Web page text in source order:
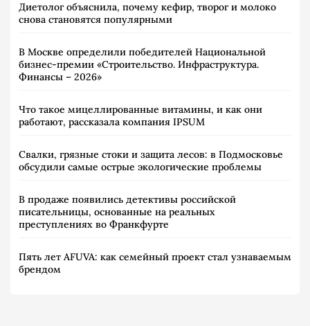
Диетолог объяснила, почему кефир, творог и молоко
снова становятся популярными
В Москве определили победителей Национальной
бизнес-премии «Строительство. Инфраструктура.
Финансы – 2026»
Что такое мицеллированные витамины, и как они
работают, рассказала компания IPSUM
Свалки, грязные стоки и защита лесов: в Подмосковье
обсудили самые острые экологические проблемы
В продаже появились детективы российской
писательницы, основанные на реальных
преступлениях во Франкфурте
Пять лет AFUVA: как семейный проект стал узнаваемым
брендом